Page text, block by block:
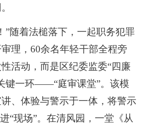
着法槌落下，一起职务犯罪
理，60余名年轻干部全程旁
活动，而是区纪委监委“四廉
键一环——“庭审课堂”。该模
、体验与警示于一体，将警示
“现场”。在清风园，一堂《从